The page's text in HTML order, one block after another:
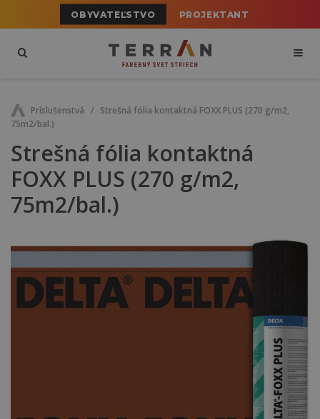
OBYVATEĽSTVO PROJEKTANT
Príslušenstvá
Strešná fólia kontaktná FOXX PLUS (270 g/m2,
75m2/bal.)
Strešná fólia kontaktná
FOXX PLUS (270 g/m2,
75m2/bal.)